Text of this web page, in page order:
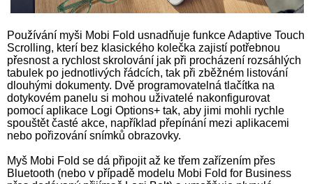
Používání myši Mobi Fold usnadňuje funkce Adaptive Touch
Scrolling, kterí bez klasického kolečka zajistí potřebnou
přesnost a rychlost skrolování jak při procházení rozsáhlých
tabulek po jednotlivých řádcích, tak při zběžném listování
dlouhými dokumenty. Dvě programovatelná tlačítka na
dotykovém panelu si mohou uživatelé nakonfigurovat
pomocí aplikace Logi Options+ tak, aby jimi mohli rychle
spouštět časté akce, například přepínání mezi aplikacemi
nebo pořizování snímků obrazovky.
Myš Mobi Fold se dá připojit až ke třem zařízením přes
Bluetooth (nebo v případě modelu Mobi Fold for Business